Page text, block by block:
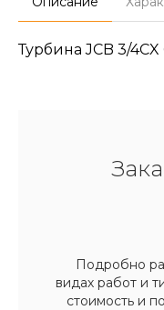
Турбина JCB 3/
Подробно
видах работ и
стоимость и